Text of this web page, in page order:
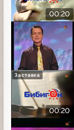
00:20
00:20
Заставка